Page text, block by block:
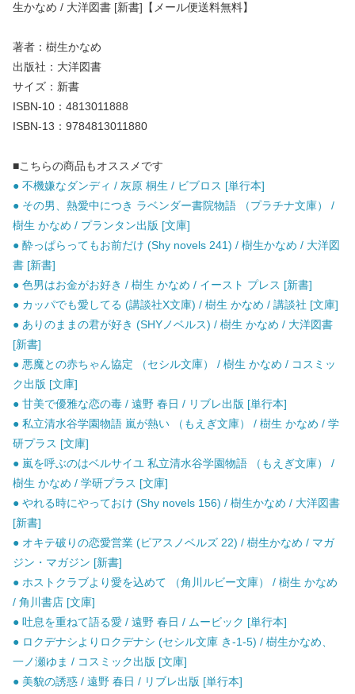
生かなめ / 大洋図書 [新書]【メール便送料無料】
著者：樹生かなめ
出版社：大洋図書
サイズ：新書
ISBN-10：4813011888
ISBN-13：9784813011880
■こちらの商品もオススメです
● 不機嫌なダンディ / 灰原 桐生 / ビブロス [単行本]
● その男、熱愛中につき ラベンダー書院物語 （プラチナ文庫） /
樹生 かなめ / プランタン出版 [文庫]
● 酔っぱらってもお前だけ (Shy novels 241) / 樹生かなめ / 大洋図
書 [新書]
● 色男はお金がお好き / 樹生 かなめ / イースト プレス [新書]
● カッパでも愛してる (講談社X文庫) / 樹生 かなめ / 講談社 [文庫]
● ありのままの君が好き (SHYノベルス) / 樹生 かなめ / 大洋図書
[新書]
● 悪魔との赤ちゃん協定 （セシル文庫） / 樹生 かなめ / コスミッ
ク出版 [文庫]
● 甘美で優雅な恋の毒 / 遠野 春日 / リブレ出版 [単行本]
● 私立清水谷学園物語 嵐が熱い （もえぎ文庫） / 樹生 かなめ / 学
研プラス [文庫]
● 嵐を呼ぶのはベルサイユ 私立清水谷学園物語 （もえぎ文庫） /
樹生 かなめ / 学研プラス [文庫]
● やれる時にやっておけ (Shy novels 156) / 樹生かなめ / 大洋図書
[新書]
● オキテ破りの恋愛営業 (ピアスノベルズ 22) / 樹生かなめ / マガ
ジン・マガジン [新書]
● ホストクラブより愛を込めて （角川ルビー文庫） / 樹生 かなめ
/ 角川書店 [文庫]
● 吐息を重ねて語る愛 / 遠野 春日 / ムービック [単行本]
● ロクデナシよりロクデナシ (セシル文庫 き-1-5) / 樹生かなめ、
一ノ瀬ゆま / コスミック出版 [文庫]
● 美貌の誘惑 / 遠野 春日 / リブレ出版 [単行本]